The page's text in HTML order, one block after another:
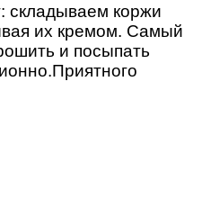
складываем коржи
их кремом. Самый
и посыпать